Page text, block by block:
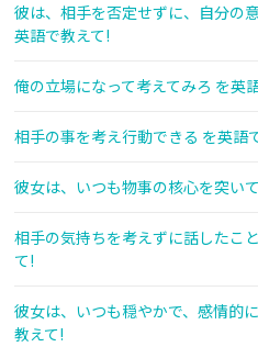
彼は、相手を否定せずに、自分の
英語で教えて!
俺の立場になって考えてみろ を英
相手の事を考え行動できる を英語
彼女は、いつも物事の核心を突い
相手の気持ちを考えずに話したこ
て!
彼女は、いつも穏やかで、感情的
教えて!